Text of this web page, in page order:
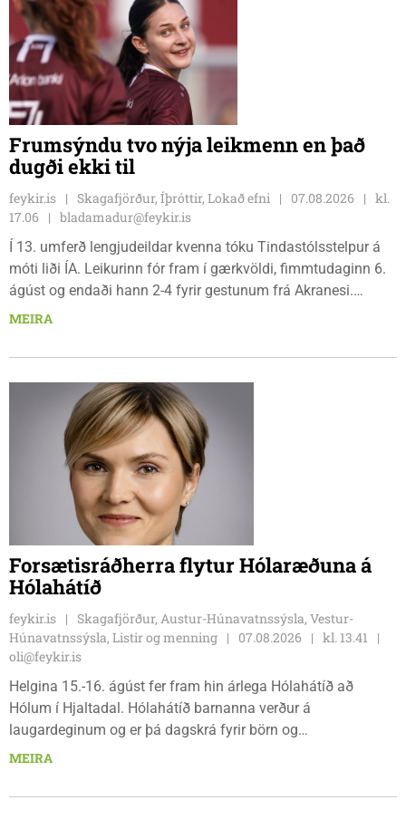
Frumsýndu tvo nýja leikmenn en það
dugði ekki til
feykir.is Skagafjörður, Íþróttir, Lokað efni 07.08.2026
kl.
17.06
bladamadur@feykir.is
Í 13. umferð lengjudeildar kvenna tóku Tindastólsstelpur á
móti liði ÍA. Leikurinn fór fram í gærkvöldi, fimmtudaginn 6.
ágúst og endaði hann 2-4 fyrir gestunum frá Akranesi.
Tindastólsliðið frumsýndi tvo nýja leikmenn en þær dönsku
tvíburar.
MEIRA
Forsætisráðherra flytur Hólaræðuna á
Hólahátíð
feykir.is
Skagafjörður, Austur-Húnavatnssýsla, Vestur-
Húnavatnssýsla, Listir og menning
07.08.2026
kl. 13.41
oli@feykir.is
Helgina 15.-16. ágúst fer fram hin árlega Hólahátíð að
Hólum í Hjaltadal. Hólahátíð barnanna verður á
laugardeginum og er þá dagskrá fyrir börn og
fjölskyldur.Lydía Einarsdóttir svæðisstjóri æskulýðsmála og
MEIRA